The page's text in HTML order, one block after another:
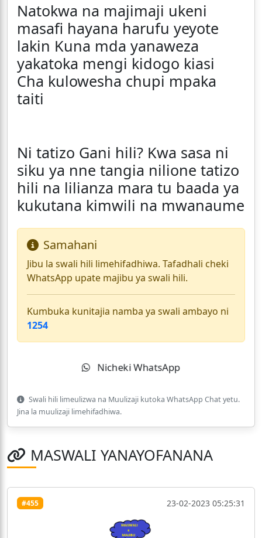
Natokwa na majimaji ukeni
masafi hayana harufu yeyote
lakin Kuna mda yanaweza
yakatoka mengi kidogo kiasi
Cha kulowesha chupi mpaka
taiti
Ni tatizo Gani hili? Kwa sasa ni
siku ya nne tangia nilione tatizo
hili na lilianza mara tu baada ya
kukutana kimwili na mwanaume
Samahani
Jibu la swali hili limehifadhiwa. Tafadhali cheki
WhatsApp upate majibu ya swali hili.
Kumbuka kunitajia namba ya swali ambayo ni
1254
Nicheki WhatsApp
Swali hili limeulizwa na Muulizaji kutoka WhatsApp Chat yetu.
Jina la muulizaji limehifadhiwa.
MASWALI YANAYOFANANA
#455 23-02-2023 05:25:31